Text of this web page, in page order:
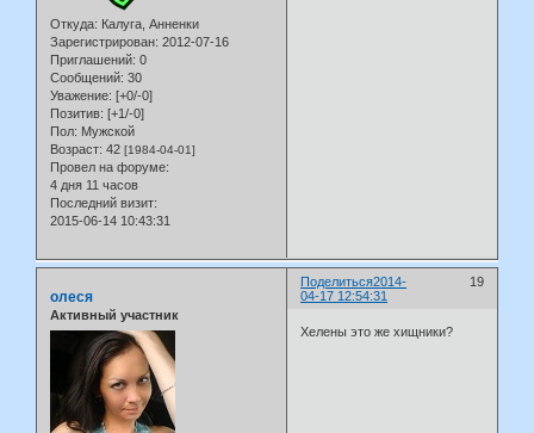
Откуда: Калуга, Анненки
Зарегистрирован: 2012-07-16
Приглашений: 0
Сообщений: 30
Уважение: [+0/-0]
Позитив: [+1/-0]
Пол: Мужской
Возраст: 42 [1984-04-01]
Провел на форуме:
4 дня 11 часов
Последний визит:
2015-06-14 10:43:31
Поделиться 19
2014-
04-17 12:54:31
олеся
Активный участник
Хелены это же хищники?